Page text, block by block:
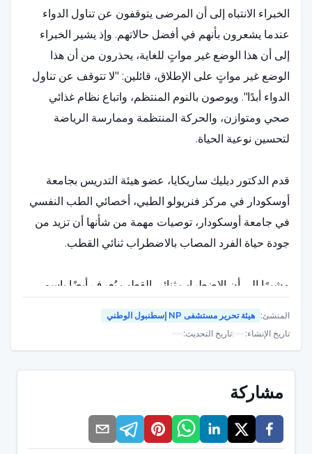
الخبراء الانتباه إلى أن المرضى يتوقفون عن تناول الدواء
عندما يشعرون بأنهم في أفضل حالاتهم. وإذ يشير الخبراء
إلى أن هذا الوضع غير مواتٍ للغاية، يحذرون من أن هذا
الوضع غير مواتٍ على الإطلاق، قائلين: "لا تتوقف عن تناول
الدواء أبدًا". ويوصون بالنوم المنتظم، واتباع نظام غذائي
صحي ومتوازن، والحركة المنتظمة وممارسة الرياضة
لتحسين نوعية الحياة.
قدم الدكتور ديليك ساريكايا، عضو هيئة التدريس بجامعة
أوسكودار في مركز فنريولو الطبي، أخصائي الطب النفسي
في جامعة أوسكودار، توصيات مهمة من شأنها أن تزيد من
جودة حياة الفرد المصاب بالاضطراب ثنائي القطب.
مشيرًا إلى أن الاضطراب ثنائي القطب يُعرف أيضًا باسم
اضطراب المزاج ثنائي القطب، الاضطراب الوجداني ثنائي
العوامل الوراثية في المقام الأول من بين أسباب ظهور
المرض.
يمكن أن تؤدي الأحداث المؤلمة إلى الفترة الأولى من
المنشئ: هيئة تحرير مستشفى NP إسطنبول الوطني
تاريخ الإنشاء:
|تاريخ التحديث:
مشاركة